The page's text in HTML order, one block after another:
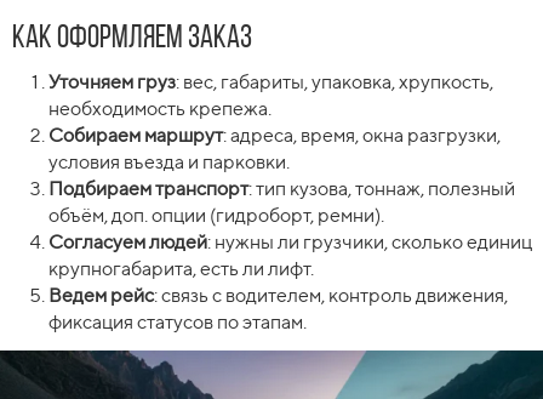
Как оформляем заказ
Уточняем груз: вес, габариты, упаковка, хрупкость,
необходимость крепежа.
Собираем маршрут: адреса, время, окна разгрузки,
условия въезда и парковки.
Подбираем транспорт: тип кузова, тоннаж, полезный
объём, доп. опции (гидроборт, ремни).
Согласуем людей: нужны ли грузчики, сколько единиц
крупногабарита, есть ли лифт.
Ведем рейс: связь с водителем, контроль движения,
фиксация статусов по этапам.